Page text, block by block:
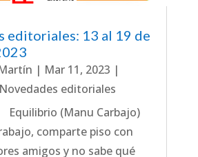
editoriales: 13 al 19 de
| Mar 11, 2023 |
Novedades editoriales
(Manu Carbajo)
comparte piso con
amigos y no sabe qué